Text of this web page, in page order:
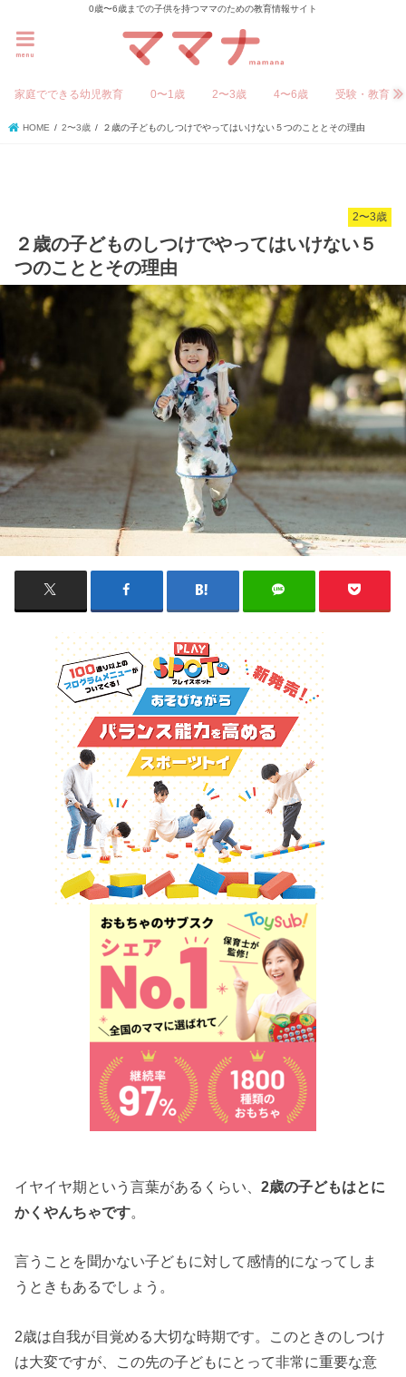
0歳〜6歳までの子供を持つママのための教育情報サイト
menu
家庭でできる幼児教育 0〜1歳 2〜3歳 4〜6歳 受験・教育
HOME 2〜3歳 ２歳の子どものしつけでやってはいけない５つのこととその理由
2〜3歳
２歳の子どものしつけでやってはいけない５
つのこととその理由
イヤイヤ期という言葉があるくらい、2歳の子どもはとに
かくやんちゃです。
言うことを聞かない子どもに対して感情的になってしま
うときもあるでしょう。
2歳は自我が目覚める大切な時期です。このときのしつけ
は大変ですが、この先の子どもにとって非常に重要な意